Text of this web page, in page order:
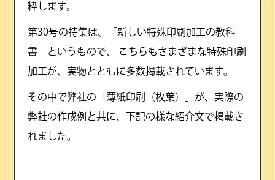
粋します。
第30号の特集は、「新しい特殊印刷加工の教科
書」というもので、 こちらもさまざまな特殊印刷
加工が、実物とともに多数掲載されています。
その中で弊社の「薄紙印刷（枚葉）」が、実際の
弊社の作成例と共に、下記の様な紹介文で掲載さ
れました。